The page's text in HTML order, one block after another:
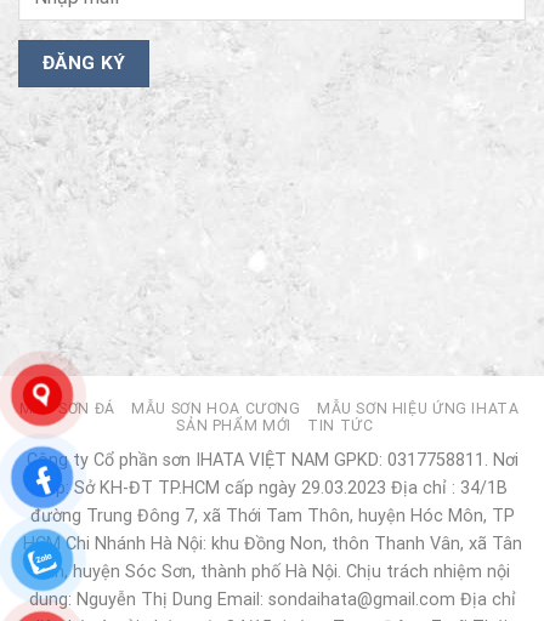
MẪU SƠN ĐÁ MẪU SƠN HOA CƯƠNG
MẪU SƠN HIỆU ỨNG IHATA
SẢN PHẨM MỚI
TIN TỨC
Công ty Cổ phần sơn IHATA VIỆT NAM GPKD: 0317758811. Nơi
cấp: Sở KH-ĐT TP.HCM cấp ngày 29.03.2023 Địa chỉ : 34/1B
đường Trung Đông 7, xã Thới Tam Thôn, huyện Hóc Môn, TP
HCM Chi Nhánh Hà Nội: khu Đồng Non, thôn Thanh Vân, xã Tân
Dân, huyện Sóc Sơn, thành phố Hà Nội. Chịu trách nhiệm nội
dung: Nguyễn Thị Dung Email: sondaihata@gmail.com Địa chỉ